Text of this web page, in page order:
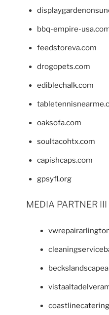
bbq-empire-
feedstoreva.com
drogopets.com
ediblechalk.com
oaksofa.com
soultacohtx.com
capishcaps.com
gpsyfl.org
MEDIA PARTNER III